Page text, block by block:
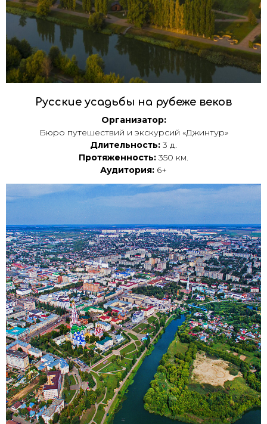
Русские усадьбы на рубеже веков
Организатор:
Бюро путешествий и экскурсий «Джинтур»
Длительность: 3 д.
Протяженность: 350 км.
Аудитория: 6+